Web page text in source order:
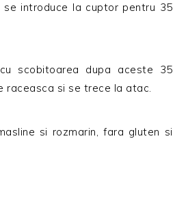
introduce la cuptor pentru 35
scobitoarea dupa aceste 35
raceasca si se trece la atac.
si rozmarin, fara gluten si